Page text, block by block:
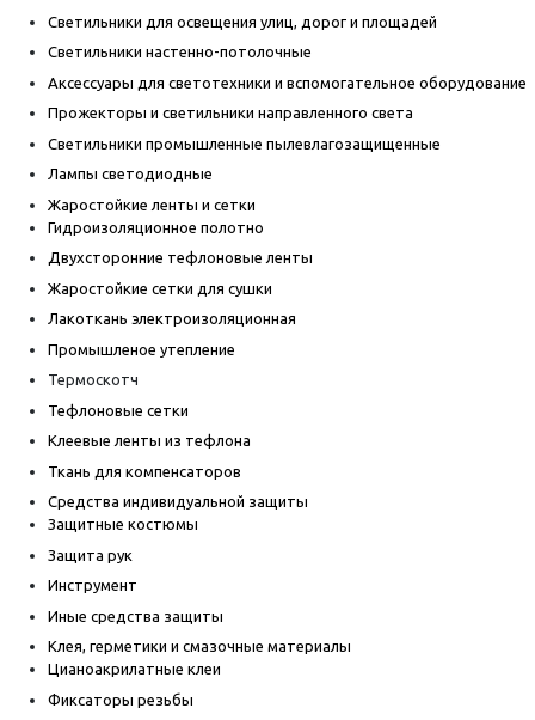
Светильники для освещения улиц, дорог и площадей
Светильники настенно-потолочные
Аксессуары для светотехники и вспомогательное оборудование
Прожекторы и светильники направленного света
Светильники промышленные пылевлагозащищенные
Лампы светодиодные
Жаростойкие ленты и сетки
Гидроизоляционное полотно
Двухсторонние тефлоновые ленты
Жаростойкие сетки для сушки
Лакоткань электроизоляционная
Промышленое утепление
Термоскотч
Тефлоновые сетки
Клеевые ленты из тефлона
Ткань для компенсаторов
Средства индивидуальной защиты
Защитные костюмы
Защита рук
Инструмент
Иные средства защиты
Клея, герметики и смазочные материалы
Цианоакрилатные клеи
Фиксаторы резьбы